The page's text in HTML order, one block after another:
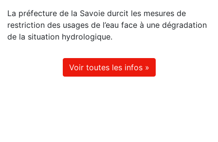
La préfecture de la Savoie durcit les mesures de
restriction des usages de l’eau face à une dégradation
de la situation hydrologique.
Voir toutes les infos »